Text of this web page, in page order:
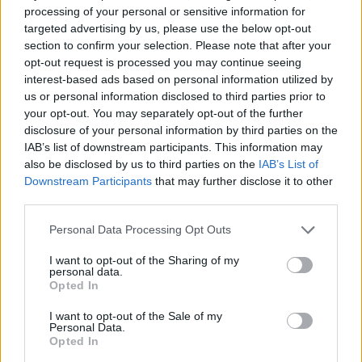
processing of your personal or sensitive information for
targeted advertising by us, please use the below opt-out
section to confirm your selection. Please note that after your
opt-out request is processed you may continue seeing
interest-based ads based on personal information utilized by
us or personal information disclosed to third parties prior to
your opt-out. You may separately opt-out of the further
disclosure of your personal information by third parties on the
IAB’s list of downstream participants. This information may
also be disclosed by us to third parties on the IAB’s List of
Downstream Participants that may further disclose it to other
Please note that this website/app uses one or more Google
not limited to your visit or usage behaviour. You may click to
grant or deny consent to Google and its third-party tags to
use your data for below specified purposes in below Google
consent section.
Personal Data Processing Opt Outs
I want to opt-out of the Sharing of my
personal data.
Opted In
I want to opt-out of the Sale of my
Personal Data.
Opted In
Ha a rendszer a bruttó béreket valorizálná,
akkor a különböző korok eltérő adó- és
járulékrendszerei torzítanák az eredményt.
Egy olyan év bruttó bére, amikor magasabb
volt a munkavállalói közteher, nem lenne
valóban összevethető egy olyan év bruttó
bérével, amikor más szabályok érvényesültek.
A nettósítás tehát nem külön büntetés,
hanem egy olyan technikai lépés, amely a
hosszú életpálya kereseteit közös
Mit érdemes ellenőrizni
nyugdíj előtt?
A nyugdíj előtt állóknak nemcsak azt érdemes
ellenőrizniük, hogy hány év szolgálati idejük